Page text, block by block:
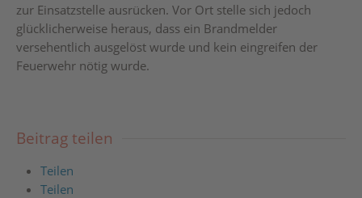
Beitrag teilen
Teilen
Teilen
zur Einsatzstelle ausrücken. Vor Ort stelle sich jedoch
glücklicherweise heraus, dass ein Brandmelder
versehentlich ausgelöst wurde und kein eingreifen der
Feuerwehr nötig wurde.